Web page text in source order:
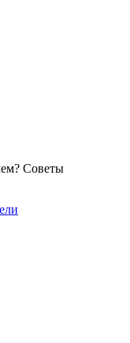
Советы